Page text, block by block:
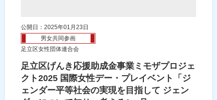
公開日：2025年01月23日
男女共同参画
足立区女性団体連合会
足立区げんき応援助成金事業ミモザプロジェ
クト2025 国際女性デー・プレイベント「ジ
ェンダー平等社会の実現を目指して ジェン